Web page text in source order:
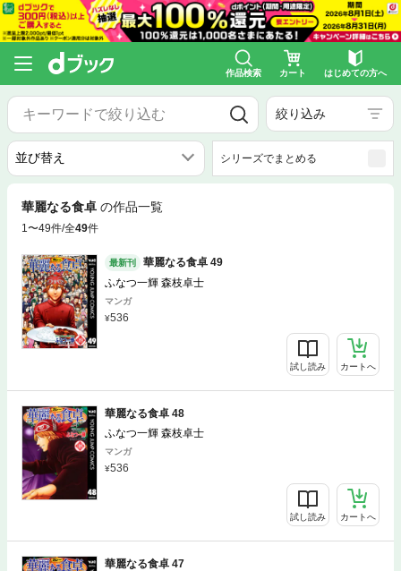
作品検索 カート はじめての方へ
絞り込み
シリーズでまとめる
華麗なる食卓 の作品一覧
1〜49件/全49件
最新刊
華麗なる食卓 49
ふなつ一輝 森枝卓士
マンガ
536
試し読み カートへ
華麗なる食卓 48
ふなつ一輝 森枝卓士
マンガ
536
試し読み カートへ
華麗なる食卓 47